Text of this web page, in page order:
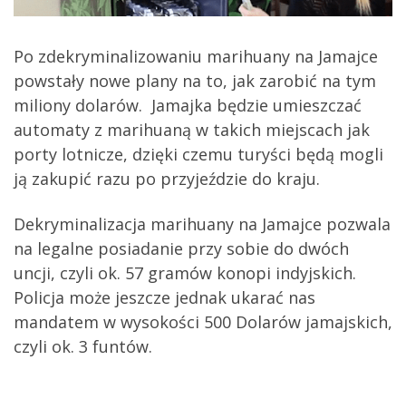
Po zdekryminalizowaniu marihuany na Jamajce
powstały nowe plany na to, jak zarobić na tym
miliony dolarów. Jamajka będzie umieszczać
automaty z marihuaną w takich miejscach jak
porty lotnicze, dzięki czemu turyści będą mogli
ją zakupić razu po przyjeździe do kraju.
Dekryminalizacja marihuany na Jamajce pozwala
na legalne posiadanie przy sobie do dwóch
uncji, czyli ok. 57 gramów konopi indyjskich.
Policja może jeszcze jednak ukarać nas
mandatem w wysokości 500 Dolarów jamajskich,
czyli ok. 3 funtów.